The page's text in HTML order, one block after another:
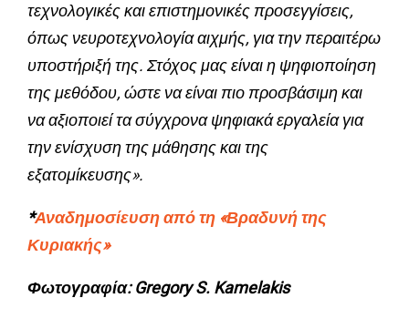
τεχνολογικές και επιστημονικές προσεγγίσεις,
όπως νευροτεχνολογία αιχμής, για την περαιτέρω
υποστήριξή της. Στόχος μας είναι η ψηφιοποίηση
της μεθόδου, ώστε να είναι πιο προσβάσιμη και
να αξιοποιεί τα σύγχρονα ψηφιακά εργαλεία για
την ενίσχυση της μάθησης και της
εξατομίκευσης».
*Αναδημοσίευση από τη «Βραδυνή της
Κυριακής»
Φωτογραφία: Gregory S. Kamelakis